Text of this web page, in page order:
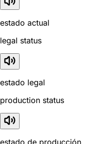
estado actual
legal status
estado legal
production status
estado de producción